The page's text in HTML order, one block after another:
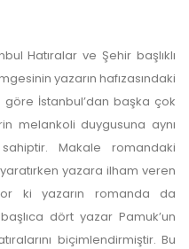
Hatıralar ve Şehir başlıklı
yazarın hafızasındaki
göre İstanbul’dan başka çok
melankoli duygusuna aynı
Makale romandaki
yazara ilham veren
ki yazarın romanda da
dört yazar Pamuk’un
biçimlendirmiştir. Bu